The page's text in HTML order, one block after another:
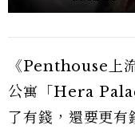
《Penthouse上
公寓「Hera
了有錢，還要更有